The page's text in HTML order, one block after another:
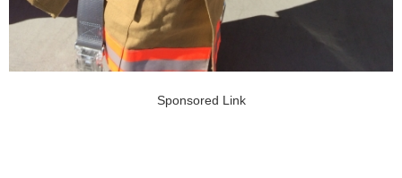
Sponsored Link